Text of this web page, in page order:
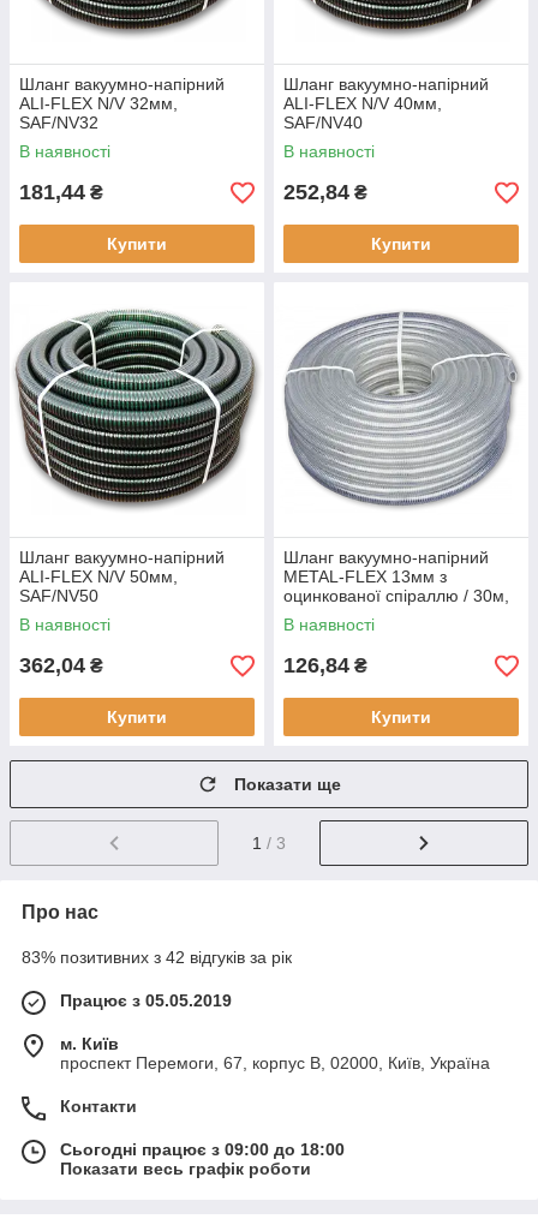
Шланг вакуумно-напірний
ALI-FLEX N/V 32мм,
SAF/NV32
В наявності
181,44 ₴
Купити
Шланг вакуумно-напірний
ALI-FLEX N/V 40мм,
SAF/NV40
В наявності
252,84 ₴
Купити
Шланг вакуумно-напірний
ALI-FLEX N/V 50мм,
SAF/NV50
В наявності
362,04 ₴
Купити
Шланг вакуумно-напірний
METAL-FLEX 13мм з
оцинкованої спіраллю / 30м,
MF13
В наявності
126,84 ₴
Купити
Показати ще
1 / 3
Про нас
83% позитивних з 42 відгуків за рік
Працює з 05.05.2019
м. Київ
проспект Перемоги, 67, корпус В, 02000, Київ, Україна
Контакти
Сьогодні працює з 09:00 до 18:00
Показати весь графік роботи